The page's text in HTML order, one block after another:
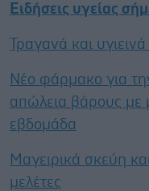
Ειδήσεις υγείας
Τραγανά και
Νέο φάρμακο για
απώλεια βάρους με
εβδομάδα
Μαγειρικά σκεύη
μελέτες